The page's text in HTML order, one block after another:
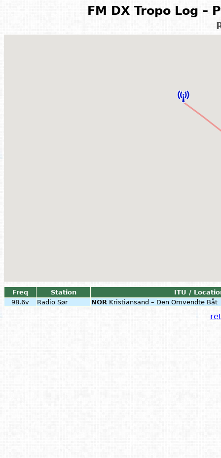
FM DX Tropo Log –
Freq Station
ITU /
98.6v
Radio Sør NOR Kristiansand – Den Omvendte Båt